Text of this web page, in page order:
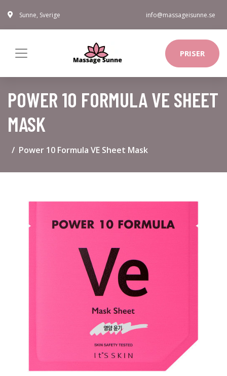
Sunne, Sverige info@massageisunne.se
PRISER
POWER 10 FORMULA VE SHEET
MASK
Power 10 Formula VE Sheet Mask